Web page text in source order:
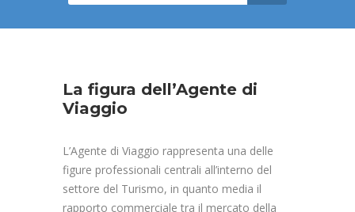
La figura dell’Agente di
Viaggio
L’Agente di Viaggio rappresenta una delle
figure professionali centrali all’interno del
settore del Turismo, in quanto media il
rapporto commerciale tra il mercato della